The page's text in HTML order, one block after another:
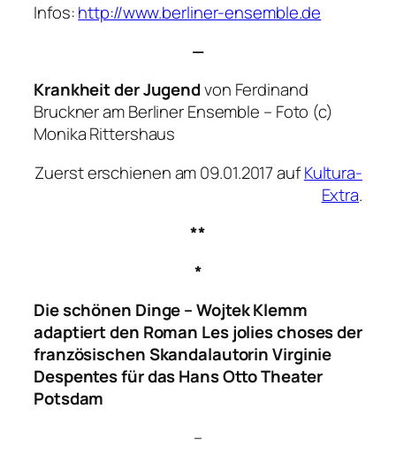
Infos:http://www.berliner-ensemble.de
—
Krankheit der Jugendvon Ferdinand
Bruckner am Berliner Ensemble – Foto (c)
Monika Rittershaus
Zuerst erschienen am 09.01.2017 aufKultura-
Extra.
**
*
Die schönen Dinge– Wojtek Klemm
adaptiert den Roman Les jolies chosesder
französischen Skandalautorin Virginie
Despentes für das Hans Otto Theater
Potsdam
–